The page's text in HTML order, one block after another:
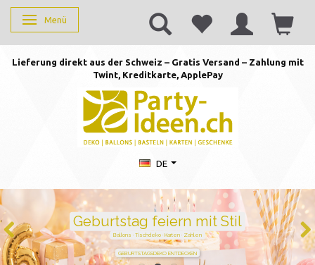
Anzeige ändern
Menü
Lieferung direkt aus der Schweiz – Gratis Versand – Zahlung mit
Twint, Kreditkarte, ApplePay
DE
Duftkerzen mit Zahlen –
persönlich schenken von 1 bis
105
Handgegossen · stilvoll · perfekt für jeden Geburtstag